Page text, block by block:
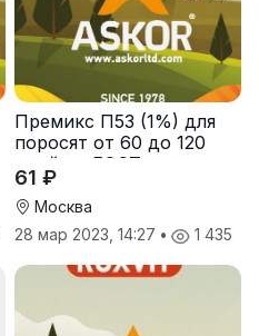
Премикс П53 (1%) для
поросят от 60 до 120
дней по ГОСТ.
61 ₽
Москва
28 мар 2023, 14:27 • 1 435